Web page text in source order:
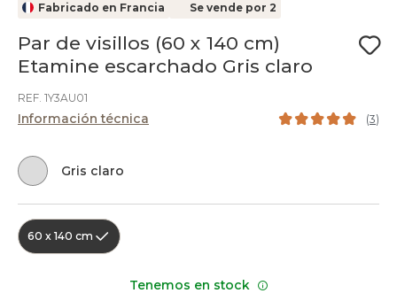
Fabricado en Francia Se vende por 2
Par de visillos (60 x 140 cm)
Etamine escarchado Gris claro
REF. 1Y3AU01
Información técnica (3)
Gris claro
60 x 140 cm